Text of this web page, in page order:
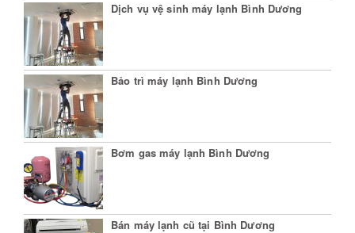
Dịch vụ vệ sinh máy lạnh Bình Dương
Bảo trì máy lạnh Bình Dương
Bơm gas máy lạnh Bình Dương
Bán máy lạnh cũ tại Bình Dương